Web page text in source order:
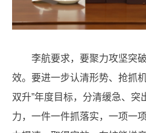
李航要求，要聚力攻坚突
效。要进一步认清形势、抢抓
双升”年度目标，分清缓急、突
力，一件一件抓落实，一项一